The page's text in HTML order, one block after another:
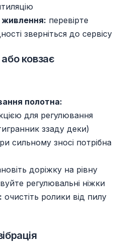
живлення: перевірте
зверніться до сервісу
ковзає
полотна:
для регулювання
ззаду деки)
сильному зносі потрібна
доріжку на рівну
регулювальні ніжки
очистіть ролики від пилу